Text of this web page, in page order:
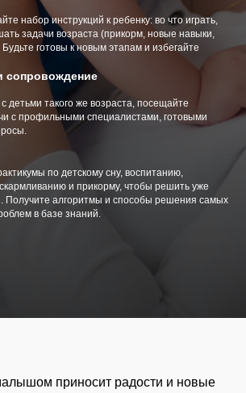
набор инструкций к ребенку: во что играть,
задачи возраста (прикорм, новые навыки,
готовы к новым этапам и избегайте
сопровождение
детьми такого же возраста, посещайте
с профильными специалистами, готовыми
по детскому сну, воспитанию,
и прикорму, чтобы решить уже
Получите алгоритмы и способы решения самых
в базе знаний.
приносит радости и новые